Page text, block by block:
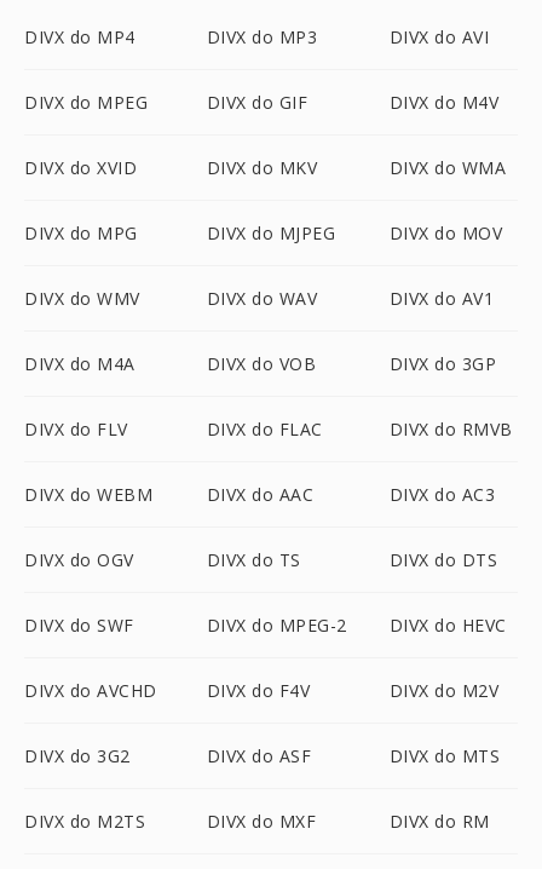
DIVX do MP4 DIVX do MP3 DIVX do AVI
DIVX do MPEG DIVX do GIF DIVX do M4V
DIVX do XVID DIVX do MKV DIVX do WMA
DIVX do MPG DIVX do MJPEG DIVX do MOV
DIVX do WMV DIVX do WAV DIVX do AV1
DIVX do M4A DIVX do VOB DIVX do 3GP
DIVX do FLV DIVX do FLAC DIVX do RMVB
DIVX do WEBM DIVX do AAC DIVX do AC3
DIVX do OGV DIVX do TS DIVX do DTS
DIVX do SWF DIVX do MPEG-2 DIVX do HEVC
DIVX do AVCHD DIVX do F4V DIVX do M2V
DIVX do 3G2 DIVX do ASF DIVX do MTS
DIVX do M2TS DIVX do MXF DIVX do RM